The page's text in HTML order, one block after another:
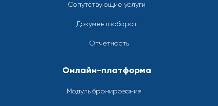
Сопутствующие услуги
Документооборот
Отчетность
Онлайн-платформа
Модуль бронирования